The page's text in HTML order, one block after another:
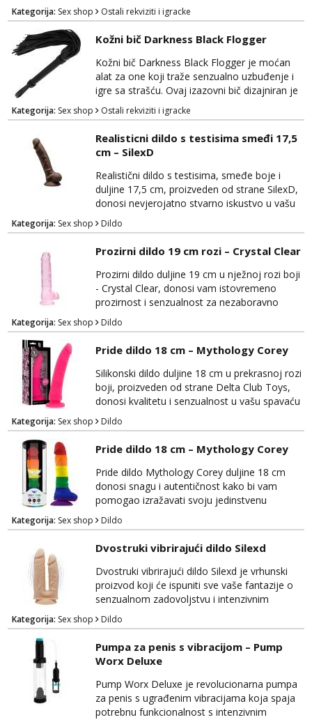
kombinira dvije različite teksture kako bi
dodao raznolikost i uzbuđenje u vaše intimne
trenutke. Bič je izrađen od visokokvalitetne
eko kože i nudi dominaciju i strast u igrama
sa strašću. Njegove nježne trake pružaju
mogućnost precizne stimulacije i kontrole...
Kategorija: Sex shop Ostali rekviziti i igracke
Kožni bič Darkness Black Flogger
Kožni bič Darkness Black Flogger je moćan
alat za one koji traže senzualno uzbuđenje i
igre sa strašću. Ovaj izazovni bič dizajniran je
za dodatnu stimulaciju i eksperimentiranje u
svijetu BDSM-a i erotike. Izrađen je od
visokokvalitetne kože, Darkness Black
Flogger ima sofisticiran izgled i osjećaj na
dodir. Duge, meke trake biča omogućuju
precizno usmjeravanje i kontrolu tijekom igre,
pružaju...
Kategorija: Sex shop Ostali rekviziti i igracke
Realisticni dildo s testisima smeđi 17,5
cm – SilexD
Realistični dildo s testisima, smeđe boje i
duljine 17,5 cm, proizveden od strane SilexD,
donosi nevjerojatno stvarno iskustvo u vašu
spavaću sobu. Ovaj vrhunski dildo će vas
zadovoljiti svojom iznimnom kvalitetom i
autentičnim dizajnom. Izrađen je od
visokokvalitetnog, tijelu prijateljskog
materijala koji je nježan na dodir i siguran za
tijelo, osiguravajući udobnost tijekom
korištenja. Njegov...
Kategorija: Sex shop Dildo
Prozirni dildo 19 cm rozi – Crystal Clear
Prozirni dildo duljine 19 cm u nježnoj rozi boji
- Crystal Clear, donosi vam istovremeno
prozirnost i senzualnost za nezaboravno
zadovoljstvo. Ovaj izuzetno elegantan dildo
će ispuniti vaše želje s vrhunskim materijalima
i privlačnim dizajnom. Izrađen je od
visokokvalitetnog, prozirnog materijala koji je
siguran za tijelo i nježan na dodir, pružajući
vam maksimalnu udobnost tijekom upotrebe.
Cr...
Kategorija: Sex shop Dildo
Pride dildo 18 cm – Mythology Corey
Silikonski dildo duljine 18 cm u prekrasnoj rozi
boji, proizveden od strane Delta Club Toys,
donosi kvalitetu i senzualnost u vašu spavaću
sobu. Ovaj elegantni dildo će vas zadovoljiti
svojim vrhunskim materijalima i realističnim
dizajnom. Izrađen je od visokokvalitetnog,
tijelu prijateljskog silikona koji je nježan na
dodir i siguran za tijelo, osiguravajući
udobnost tijekom korištenja. Njegov...
Kategorija: Sex shop Dildo
Pride dildo 18 cm – Mythology Corey
Pride dildo Mythology Corey duljine 18 cm
donosi snagu i autentičnost kako bi vam
pomogao izražavati svoju jedinstvenu
seksualnost i ponos. Ovaj visokokvalitetni
dildo ne samo da zadovoljava vaše tjelesne
potrebe, već također slavi vašu individualnost
i seksualni identitet. Mythology Corey je
izrađen od sigurnog i tijelu prijateljskog
materijala koji pruža nevjerojatno realistično
iskustvo. Nje...
Kategorija: Sex shop Dildo
Dvostruki vibrirajući dildo Silexd
Dvostruki vibrirajući dildo Silexd je vrhunski
proizvod koji će ispuniti sve vaše fantazije o
senzualnom zadovoljstvu i intenzivnim
orgazmima. Ovaj luksuzni dildo ima dvostruku
namjenu i ugrađene vibracije za dodatno
uživanje. Izrađen je od visokokvalitetnog
materijala koji je siguran za tijelo i nježan na
dodir, pružajući vam udobnost i zadovoljstvo
tijekom korištenja. Silexd dolazi s dva kraj...
Kategorija: Sex shop Dildo
Pumpa za penis s vibracijom – Pump
Worx Deluxe
Pump Worx Deluxe je revolucionarna pumpa
za penis s ugrađenim vibracijama koja spaja
potrebnu funkcionalnost s intenzivnim